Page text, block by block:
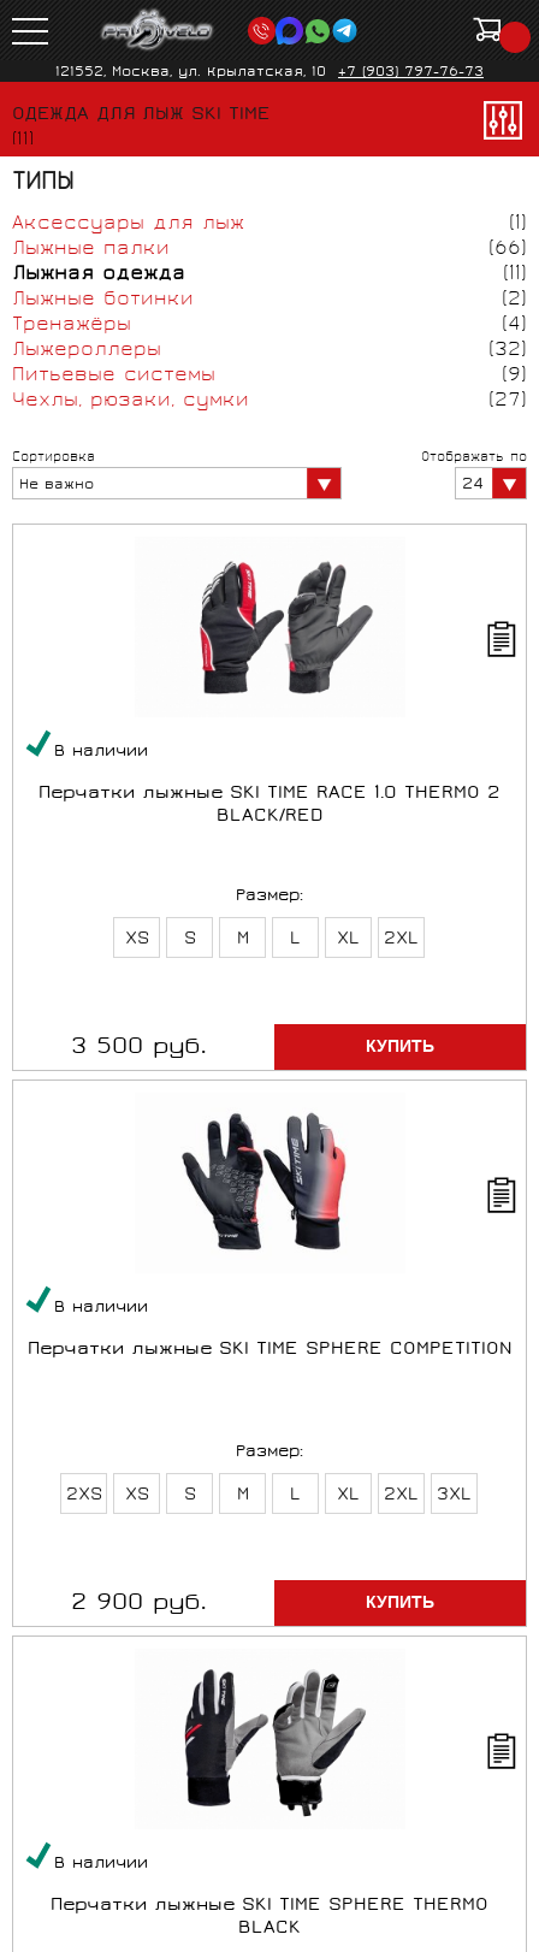
121552, Москва, ул. Крылатская, 10 +7 (903) 797-76-73
ОДЕЖДА ДЛЯ ЛЫЖ SKI TIME
(11)
ТИПЫ
Аксессуары для лыж
(1)
Лыжные палки
(66)
Лыжная одежда
(11)
Лыжные ботинки
(2)
Тренажёры
(4)
Лыжероллеры
(32)
Питьевые системы
(9)
Чехлы, рюзаки, сумки
(27)
Сортировка
Не важно
Отображать по
24
В наличии
Перчатки лыжные SKI TIME RACE 1.0 THERMO 2
BLACK/RED
Размер:
XS S M L XL 2XL
3 500 руб.
В наличии
Перчатки лыжные SKI TIME SPHERE COMPETITION
Размер:
2XS XS S M L XL 2XL 3XL
2 900 руб.
В наличии
Перчатки лыжные SKI TIME SPHERE THERMO
BLACK